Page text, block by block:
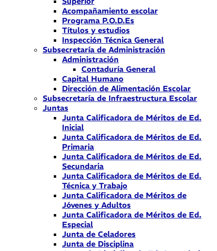
Acompañamiento escolar
Programa P.O.D.Es
Títulos y estudios
Inspección Técnica General
Subsecretaría de Administración
Administración
Contaduría General
Capital Humano
Dirección de Alimentación Escolar
Subsecretaría de Infraestructura Escolar
Juntas
Junta Calificadora de Méritos de Ed.
Inicial
Junta Calificadora de Méritos de Ed.
Primaria
Junta Calificadora de Méritos de Ed.
Secundaria
Junta Calificadora de Méritos de Ed.
Técnica y Trabajo
Junta Calificadora de Méritos de
Jóvenes y Adultos
Junta Calificadora de Méritos de Ed.
Especial
Junta de Celadores
Junta de Disciplina